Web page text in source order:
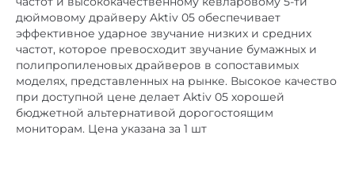
при доступной цене делает Aktiv 05 хорошей
бюджетной альтернативой дорогостоящим
мониторам. Цена указана за 1 шт
Супутні товари